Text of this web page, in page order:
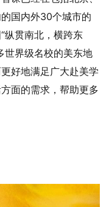
国内外30个城市的
纵贯南北，横跨东
世界级名校的美东地
好地满足广大赴美学
面的需求，帮助更多